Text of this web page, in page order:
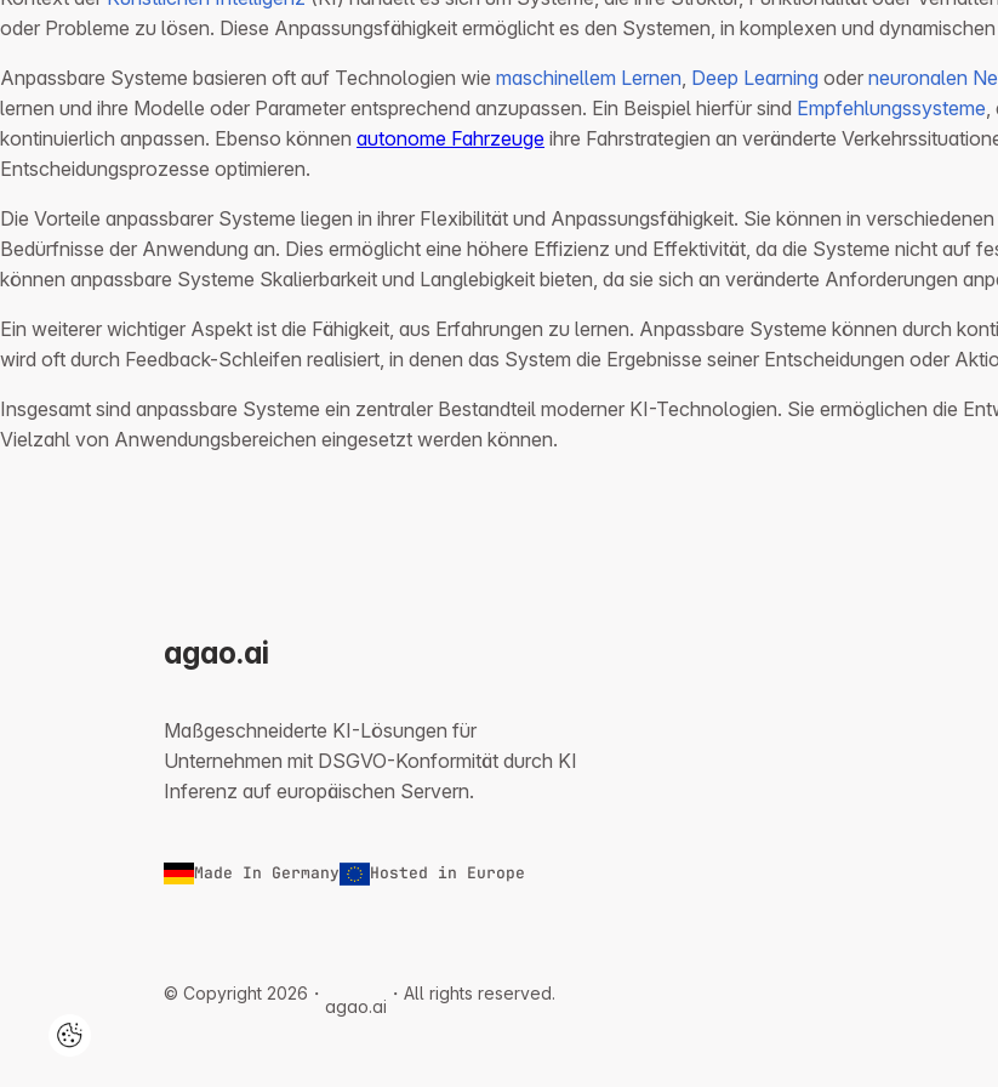
oder Probleme zu lösen. Diese Anpassungsfähigkeit ermöglicht es den Systemen, in komplexen und
Anpassbare Systeme basieren oft auf Technologien wie maschinellem Lernen Deep Learning oder neuronalen
lernen und ihre Modelle oder Parameter entsprechend anzupassen. Ein Beispiel hierfür sind Empfehlungssysteme
kontinuierlich anpassen. Ebenso können autonome Fahrzeuge ihre Fahrstrategien an veränderte
Entscheidungsprozesse optimieren.
Die Vorteile anpassbarer Systeme liegen in ihrer Flexibilität und Anpassungsfähigkeit. Sie können in
Bedürfnisse der Anwendung an. Dies ermöglicht eine höhere Effizienz und Effektivität, da die Systeme nicht auf
können anpassbare Systeme Skalierbarkeit und Langlebigkeit bieten, da sie sich an veränderte Anforderungen
Ein weiterer wichtiger Aspekt ist die Fähigkeit, aus Erfahrungen zu lernen. Anpassbare Systeme können durch
wird oft durch Feedback-Schleifen realisiert, in denen das System die Ergebnisse seiner Entscheidungen oder
Insgesamt sind anpassbare Systeme ein zentraler Bestandteil moderner KI-Technologien. Sie ermöglichen die
Vielzahl von Anwendungsbereichen eingesetzt werden können.
agao.ai
Maßgeschneiderte KI-Lösungen für
Unternehmen mit DSGVO-Konformität durch KI
Inferenz auf europäischen Servern.
Made In Germany Hosted in Europe
© Copyright 2026・
agao.ai
・All rights reserved.